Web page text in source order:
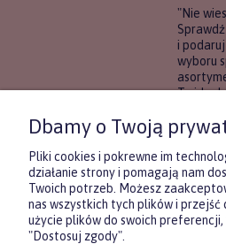
"Nie
i
wyboru
To
trafione.
Dbamy o Twoją
Pliki cookies i pokrewne im
działanie strony i pomagają nam
Twoich potrzeb. Możesz
nas wszystkich tych plików i
użycie plików do swoich
"Dostosuj zgody".